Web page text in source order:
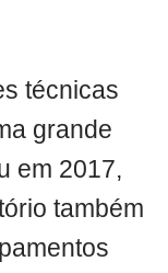
técnicas
grande
em 2017,
também